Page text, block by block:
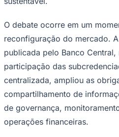
O debate ocorre em um
reconfiguração do mercado.
publicada pelo Banco
participação das
centralizada, ampliou as
compartilhamento de
de governança,
operações financeiras.